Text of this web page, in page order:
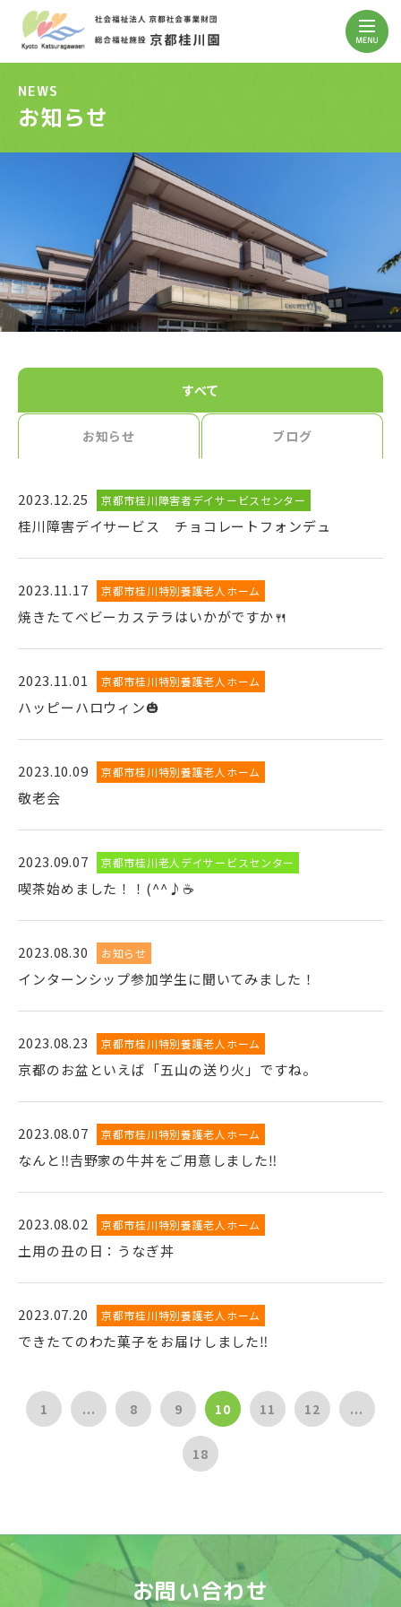
NEWS
お知らせ
すべて
お知らせ ブログ
2023.12.25 京都市桂川障害者デイサービスセンター
桂川障害デイサービス チョコレートフォンデュ
2023.11.17 京都市桂川特別養護老人ホーム
焼きたてベビーカステラはいかがですか🍴
2023.11.01 京都市桂川特別養護老人ホーム
ハッピーハロウィン🎃
2023.10.09 京都市桂川特別養護老人ホーム
敬老会
2023.09.07 京都市桂川老人デイサービスセンター
喫茶始めました！！(^^♪☕
2023.08.30 お知らせ
インターンシップ参加学生に聞いてみました！
2023.08.23 京都市桂川特別養護老人ホーム
京都のお盆といえば「五山の送り火」ですね。
2023.08.07 京都市桂川特別養護老人ホーム
なんと‼𠮷野家の牛丼をご用意しました‼
2023.08.02 京都市桂川特別養護老人ホーム
土用の丑の日：うなぎ丼
2023.07.20 京都市桂川特別養護老人ホーム
できたてのわた菓子をお届けしました‼
1 ... 8 9 10 11 12 ...
18
お問い合わせ